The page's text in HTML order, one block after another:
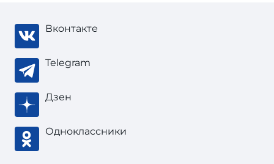
Вконтакте
Telegram
Дзен
Одноклассники